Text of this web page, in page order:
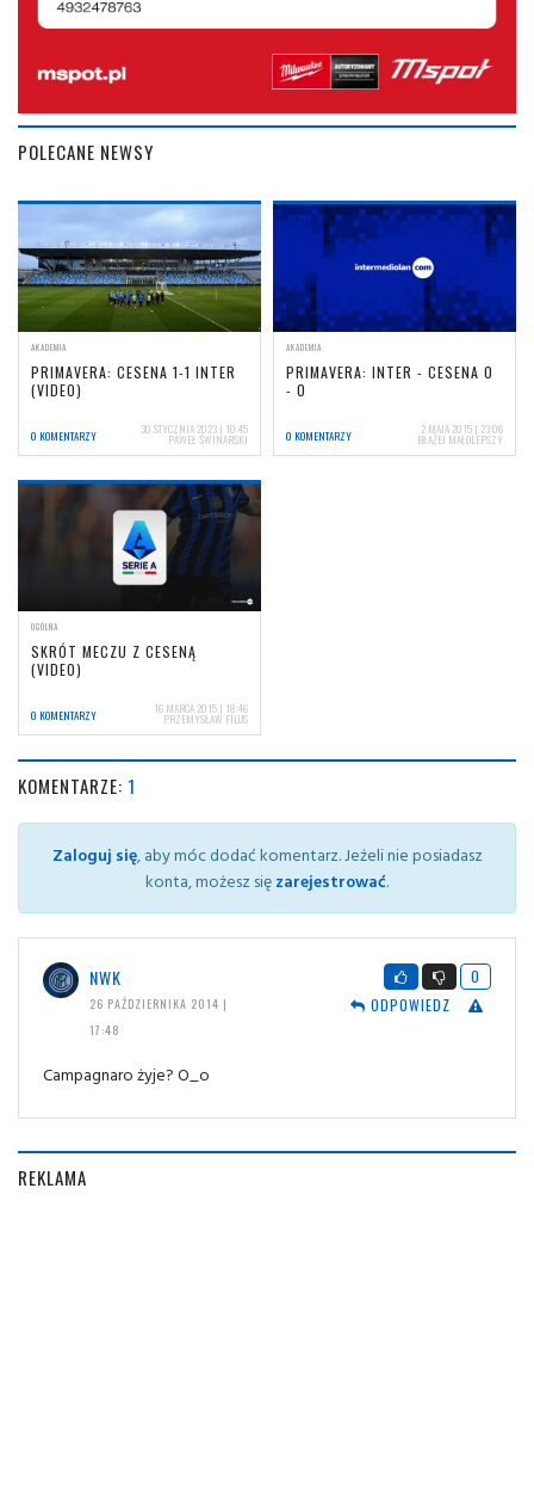
POLECANE NEWSY
AKADEMIA
PRIMAVERA: CESENA 1-1 INTER
(VIDEO)
0 KOMENTARZY 30 STYCZNIA 2023 | 10:45
PAWEŁ ŚWINARSKI
AKADEMIA
PRIMAVERA: INTER - CESENA 0
- 0
0 KOMENTARZY 2 MAJA 2015 | 23:06
BŁAŻEJ MAŁOLEPSZY
OGÓLNA
SKRÓT MECZU Z CESENĄ
(VIDEO)
0 KOMENTARZY 16 MARCA 2015 | 18:46
PRZEMYSŁAW FILUS
KOMENTARZE: 1
Zaloguj się, aby móc dodać komentarz. Jeżeli nie posiadasz
konta, możesz sięzarejestrować.
NWK
26 PAŹDZIERNIKA 2014 |
17:48
0
ODPOWIEDZ
Campagnaro żyje? O_o
REKLAMA